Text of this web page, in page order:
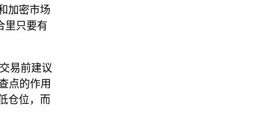
加密市场
里只要有
易前建议
点的作用
仓位，而